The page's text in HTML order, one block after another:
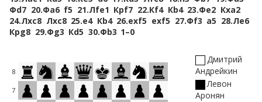
Фd7 20.Фa6 f5 21.Лfe1 Крf7 22.Кf4 Кb4 23.Фe2 Кxa2
24.Лxc8 Лxc8 25.e4 Кb4 26.exf5 exf5 27.Фf3 a5 28.Лe6
Крg8 29.Фg3 Кd5 30.Фb3 1–0
8
7
Дмитрий
Андрейкин
Левон
Аронян